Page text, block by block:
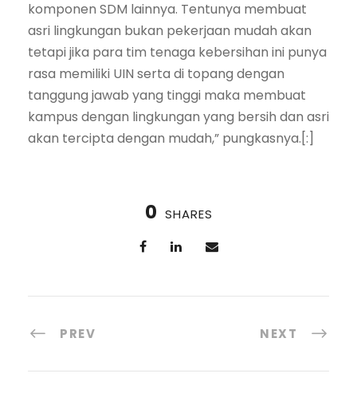
komponen SDM lainnya. Tentunya membuat
asri lingkungan bukan pekerjaan mudah akan
tetapi jika para tim tenaga kebersihan ini punya
rasa memiliki UIN serta di topang dengan
tanggung jawab yang tinggi maka membuat
kampus dengan lingkungan yang bersih dan asri
akan tercipta dengan mudah,” pungkasnya.[:]
0 SHARES
PREV NEXT